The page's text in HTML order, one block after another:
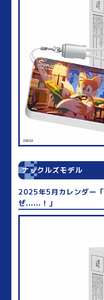
ナックルズモデル
2025年5月カレンダー
ぜ......！」